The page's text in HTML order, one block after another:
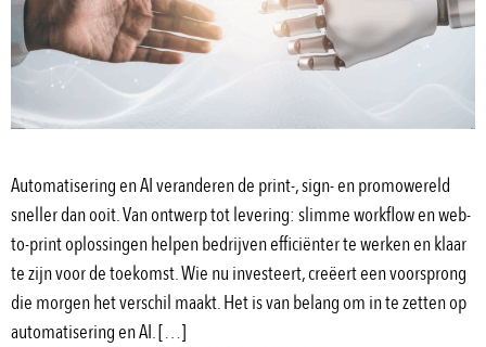
Automatisering en AI veranderen de print-, sign- en promowereld
sneller dan ooit. Van ontwerp tot levering: slimme workflow en web-
to-print oplossingen helpen bedrijven efficiënter te werken en klaar
te zijn voor de toekomst. Wie nu investeert, creëert een voorsprong
die morgen het verschil maakt. Het is van belang om in te zetten op
automatisering en AI. […]